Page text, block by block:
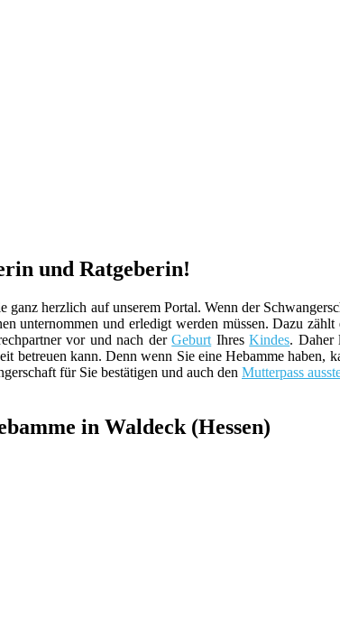
und Ratgeberin!
ganz herzlich auf unserem Portal. Wenn der
unternommen und erledigt werden müssen. Dazu zählt
vor und nach derGeburt IhresKindes. Daher
betreuen kann. Denn wenn Sie eine Hebamme haben,
für Sie bestätigen und auch den Mutterpass
in Waldeck (Hessen)